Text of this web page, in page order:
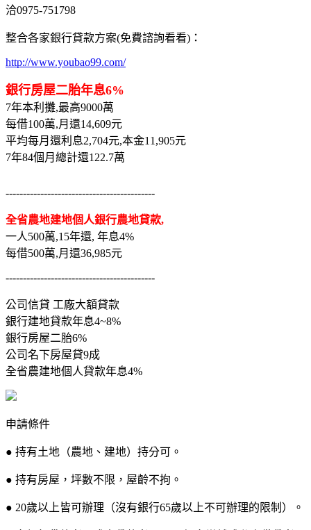
洽0975-751798
整合各家銀行貸款方案(免費諮詢看看)：
http://www.youbao99.com/
銀行房屋二胎年息6%
7年本利攤,最高9000萬
每借100萬,月還14,609元
平均每月還利息2,704元,本金11,905元
7年84個月總計還122.7萬
-------------------------------------------
全省農地建地個人銀行農地貸款,
一人500萬,15年還, 年息4%
每借500萬,月還36,985元
-------------------------------------------
公司信貸 工廠大額貸款
銀行建地貸款年息4~8%
銀行房屋二胎6%
公司名下房屋貸9成
全省農建地個人貸款年息4%
申請條件
● 持有土地（農地、建地）持分可。
● 持有房屋，坪數不限，屋齡不拘。
● 20歲以上皆可辦理（沒有銀行65歲以上不可辦理的限制）。